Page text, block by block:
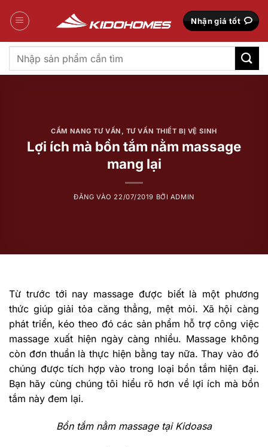
qua
Nhận giá tốt
Tìm
kiếm:
CẨM NANG TƯ VẤN TƯ VẤN THIẾT BỊ VỆ SINH
Lợi ích mà bồn tắm nằm massage
mang lại
ĐĂNG VÀO22/07/2019 BỞI ADMIN
Từ trước tới nay massage được biết là một phương
thức giúp giải tỏa căng thẳng, mệt mỏi. Xã hội càng
phát triển, kéo theo đó các sản phẩm hỗ trợ công việc
massage xuất hiện ngày càng nhiều. Massage không
còn đơn thuần là thực hiện bằng tay nữa. Thay vào đó
chúng được tích hợp vào trong loại bồn tắm hiện đại.
Bạn hãy cùng chúng tôi hiểu rõ hơn về lợi ích mà bồn
tắm này đem lại.
Bồn tắm nằm massage tại Kidoasa